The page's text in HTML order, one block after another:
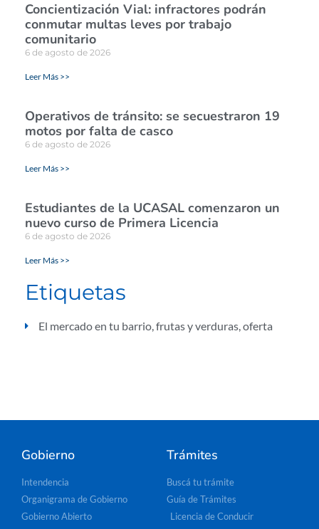
Concientización Vial: infractores podrán
conmutar multas leves por trabajo
comunitario
6 de agosto de 2026
Leer Más >>
Operativos de tránsito: se secuestraron 19
motos por falta de casco
6 de agosto de 2026
Leer Más >>
Estudiantes de la UCASAL comenzaron un
nuevo curso de Primera Licencia
6 de agosto de 2026
Leer Más >>
Etiquetas
El mercado en tu barrio,frutas y verduras,oferta
Gobierno
Intendencia
Organigrama de Gobierno
Gobierno Abierto
Trámites
Buscá tu trámite
Guía de Trámites
Licencia de Conducir